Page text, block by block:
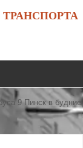
9 Пинск в будние